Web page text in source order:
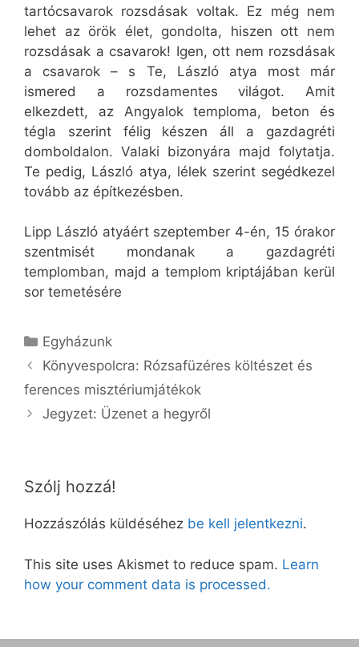
tartócsavarok rozsdásak voltak. Ez még nem
lehet az örök élet, gondolta, hiszen ott nem
rozsdásak a csavarok! Igen, ott nem rozsdásak
a csavarok – s Te, László atya most már
ismered a rozsdamentes világot. Amit
elkezdett, az Angyalok temploma, beton és
tégla szerint félig készen áll a gazdagréti
domboldalon. Valaki bizonyára majd folytatja.
Te pedig, László atya, lélek szerint segédkezel
tovább az építkezésben.
Lipp László atyáért szeptember 4-én, 15 órakor
szentmisét mondanak a gazdagréti
templomban, majd a templom kriptájában kerül
sor temetésére
Kategória
Egyházunk
Könyvespolcra: Rózsafüzéres költészet és
ferences misztériumjátékok
Jegyzet: Üzenet a hegyről
Szólj hozzá!
Hozzászólás küldéséhez be kell jelentkezni.
This site uses Akismet to reduce spam. Learn
how your comment data is processed.